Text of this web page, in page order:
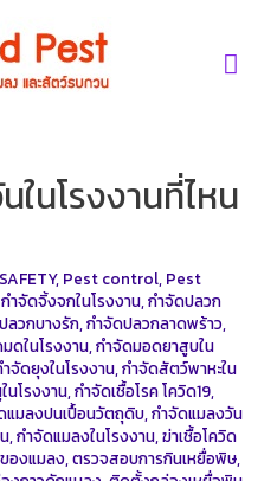
ในโรงงานที่ไหน
, Pest control, Pest
กำจัดจิ้งจกในโรงงาน,กำจัดปลวก
ลวกบางรัก,กำจัดปลวกลาดพร้าว,
ดในโรงงาน,กำจัดมอดยาสูบใน
จัดยุงในโรงงาน,กำจัดสัตว์พาหะใน
นโรงงาน,กำจัดเชื้อโรค โควิด19,
แมลงปนเปื้อนวัตถุดิบ,กำจัดแมลงวัน
,กำจัดแมลงในโรงงาน,ฆ่าเชื้อโควิด
องแมลง,ตรวจสอบการกินเหยื่อพิษ,